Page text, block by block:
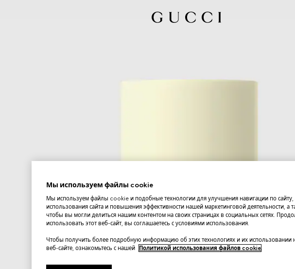
Мы используем файлы cookie
Мы используем файлы cookie и подобные технологии для улучшения навигации по сайту,
использования сайта и повышения эффективности нашей маркетинговой деятельности, а
чтобы вы могли делиться нашим контентом на своих страницах в социальных сетях.
использовать этот веб-сайт, вы соглашаетесь с условиями использования.
Чтобы получить более подробную информацию об этих технологиях и их использовании
веб-сайте, ознакомьтесь с нашей
Политикой использования файлов cookie.